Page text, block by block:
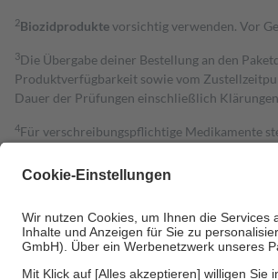
2Biozidproduktevorsichtig verwenden. Vor
3Die Übergabe deiner Bestellung an den
Produktverfügbarkeit sowie vom
Dauer der Prüfungen einschließlich
4Für verschreibungspflichtige Medikamente
Grundsätzlich leisten Mitglieder Zuzahlungen
Bei Heilmitteln und häuslicher
Um das Engagement der Versicherten für